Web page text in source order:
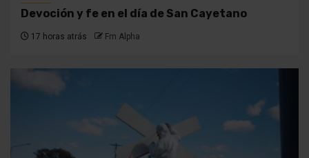
Devoción y fe en el día de San Cayetano
17 horas atrás Fm Alpha